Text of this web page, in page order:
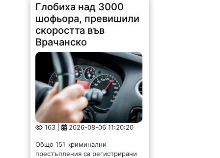
Глобиха над 3000
шофьора, превишили
скоростта във
Врачанско
163 | 2026-08-06 11:20:20
Общо 151 криминални
престъпления са регистрирани